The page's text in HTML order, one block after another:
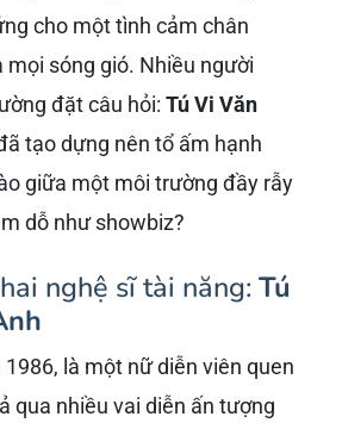
cho một tình cảm chân
mọi sóng gió. Nhiều người
đặt câu hỏi: Tú Vi Văn
tạo dựng nên tổ ấm hạnh
giữa một môi trường đầy rẫy
dỗ như showbiz?
nghệ sĩ tài năng: Tú
1986, là một nữ diễn viên quen
qua nhiều vai diễn ấn tượng